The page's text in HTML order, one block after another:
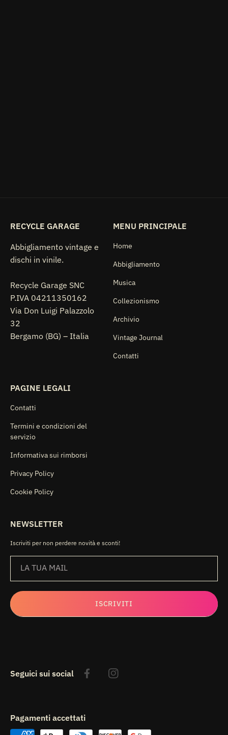
RECYCLE GARAGE
Abbigliamento vintage e
dischi in vinile.
Recycle Garage SNC
P.IVA 04211350162
Via Don Luigi Palazzolo
32
Bergamo (BG) – Italia
MENU PRINCIPALE
Home
Abbigliamento
Musica
Collezionismo
Archivio
Vintage Journal
Contatti
PAGINE LEGALI
Contatti
Termini e condizioni del
servizio
Informativa sui rimborsi
Privacy Policy
Cookie Policy
NEWSLETTER
Iscriviti per non perdere novità e sconti!
LA TUA MAIL
ISCRIVITI
Seguici sui social FacebookInstagram
Pagamenti accettati